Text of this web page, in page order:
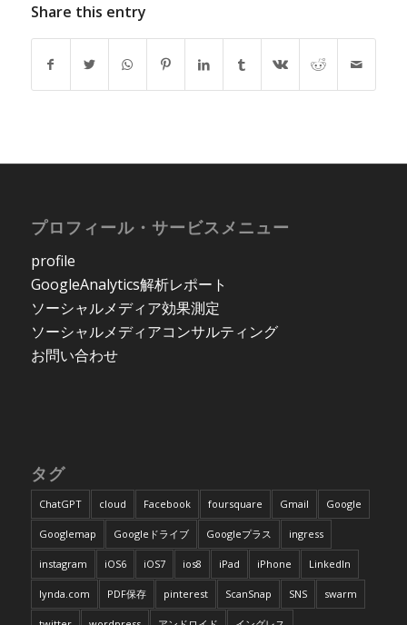
Share this entry
プロフィール・サービスメニュー
profile
GoogleAnalytics解析レポート
ソーシャルメディア効果測定
ソーシャルメディアコンサルティング
お問い合わせ
タグ
ChatGPT cloud Facebook foursquare Gmail Google
Googlemap Googleドライブ Googleプラス ingress
instagram iOS6 iOS7 ios8 iPad iPhone LinkedIn
lynda.com PDF保存 pinterest ScanSnap SNS swarm